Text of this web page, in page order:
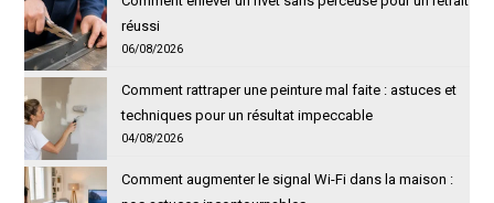
réussi
06/08/2026
Comment rattraper une peinture mal faite : astuces et
techniques pour un résultat impeccable
04/08/2026
Comment augmenter le signal Wi-Fi dans la maison :